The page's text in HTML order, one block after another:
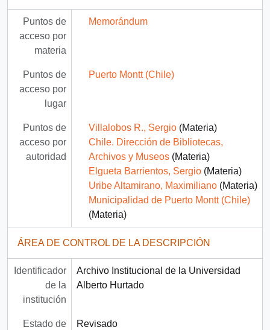
Puntos de
acceso por
materia
Memorándum
Puntos de
acceso por
lugar
Puerto Montt (Chile)
Puntos de
acceso por
autoridad
Villalobos R., Sergio(Materia)
Chile. Dirección de Bibliotecas,
Archivos y Museos(Materia)
Elgueta Barrientos, Sergio(Materia)
Uribe Altamirano, Maximiliano(Materia)
Municipalidad de Puerto Montt (Chile)
(Materia)
ÁREA DE CONTROL DE LA DESCRIPCIÓN
Identificador
de la
institución
Archivo Institucional de la Universidad
Alberto Hurtado
Estado de
Revisado